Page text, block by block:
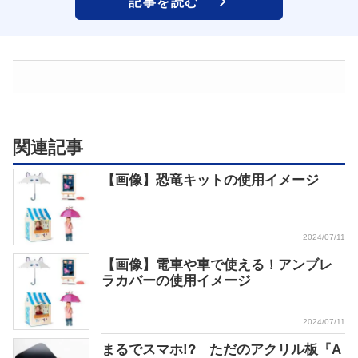
関連記事
【画像】恐竜キットの使用イメージ
2024/07/11
【画像】電車や車で使える！アンブレ
ラカバーの使用イメージ
2024/07/11
まるでスマホ!? ただのアクリル板『A